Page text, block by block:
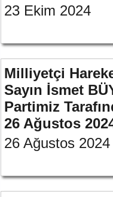
23 Ekim 2024
Milliyetçi
Sayın İsmet
Partimiz
26 Ağustos
26 Ağustos 2024